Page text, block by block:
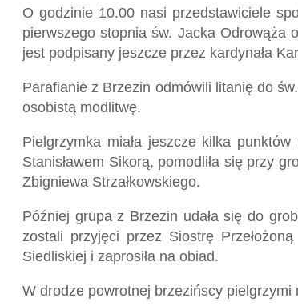
O godzinie 10.00 nasi przedstawiciele
pierwszego stopnia św. Jacka Odrowąża
jest podpisany jeszcze przez kardynała
Parafianie z Brzezin odmówili litanię do
osobistą modlitwę.
Pielgrzymka miała jeszcze kilka
Stanisławem Sikorą, pomodliła się przy
Zbigniewa Strzałkowskiego.
Później grupa z Brzezin udała się do
zostali przyjęci przez Siostrę
Siedliskiej i zaprosiła na obiad.
W drodze powrotnej brzezińscy pielgrzymi